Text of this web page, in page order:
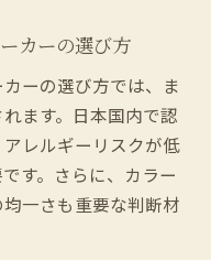
カーの選び方
ーの選び方では、ま
ます。日本国内で認
レルギーリスクが低
す。さらに、カラー
一さも重要な判断材